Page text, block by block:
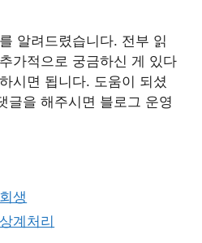
알려드렸습니다. 전부 읽
가적으로 궁금하신 게 있다
시면 됩니다. 도움이 되셨
글을 해주시면 블로그 운영
생
계처리